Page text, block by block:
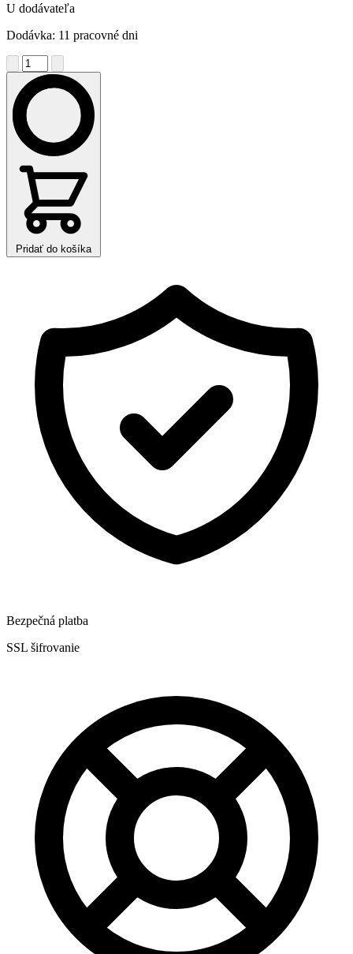
U dodávateľa
Dodávka: 11 pracovné dni
Pridať do košíka
Bezpečná platba
SSL šifrovanie